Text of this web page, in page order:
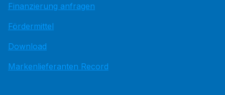
Finanzierung anfragen
Fördermittel
Download
Markenlieferanten Record